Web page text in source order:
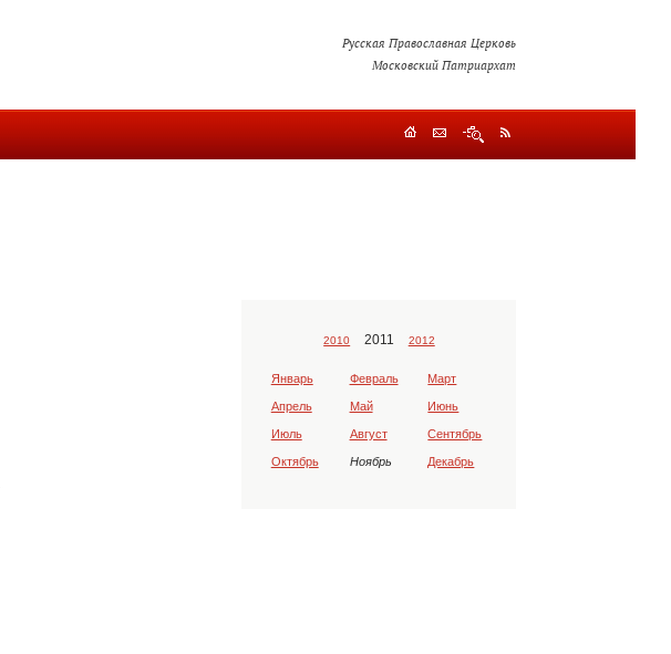
Русская Православная Церковь
Московский Патриархат
2010 2011 2012
Январь Февраль Март
Апрель Май Июнь
Июль Август Сентябрь
Октябрь Ноябрь Декабрь